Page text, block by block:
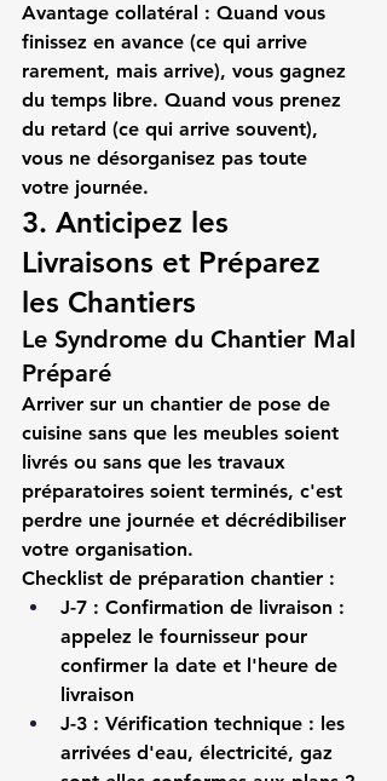
Avantage collatéral : Quand vous
finissez en avance (ce qui arrive
rarement, mais arrive), vous gagnez
du temps libre. Quand vous prenez
du retard (ce qui arrive souvent),
vous ne désorganisez pas toute
votre journée.
3. Anticipez les
Livraisons et Préparez
les Chantiers
Le Syndrome du Chantier Mal
Préparé
Arriver sur un chantier de pose de
cuisine sans que les meubles soient
livrés ou sans que les travaux
préparatoires soient terminés, c'est
perdre une journée et décrédibiliser
votre organisation.
Checklist de préparation chantier :
J-7 : Confirmation de livraison :
appelez le fournisseur pour
confirmer la date et l'heure de
livraison
J-3 : Vérification technique : les
arrivées d'eau, électricité, gaz